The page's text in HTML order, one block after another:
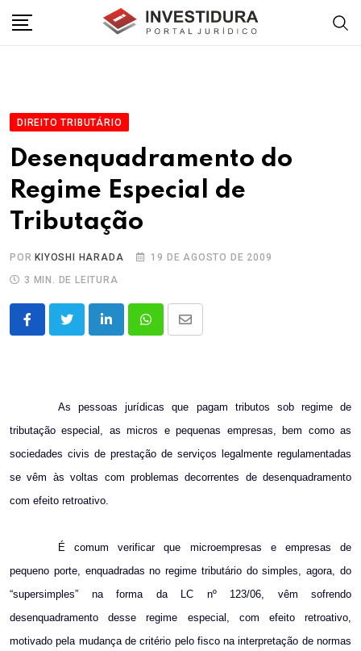
DIREITO TRIBUTÁRIO
Desenquadramento do
Regime Especial de
Tributação
POR KIYOSHI HARADA
19 DE AGOSTO DE 2009
3 MIN. DE LEITURA
LinkedInWhatsappShare
As pessoas jurídicas que pagam tributos sob regime de
tributação especial, as micros e pequenas empresas, bem como as
sociedades civis de prestação de serviços legalmente regulamentadas
se vêm às voltas com problemas decorrentes de desenquadramento
com efeito retroativo.
É comum verificar que microempresas e empresas de
pequeno porte, enquadradas no regime tributário do simples, agora, do
“supersimples” na forma da LC nº 123/06, vêm sofrendo
desenquadramento desse regime especial, com efeito retroativo,
motivado pela mudança de critério pelo fisco na interpretação de normas